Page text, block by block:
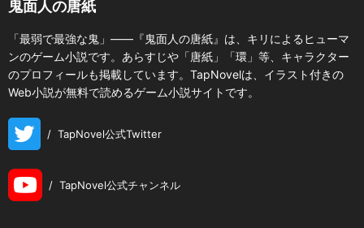
鬼面人の唐紙
「最弱で最強な鬼」――『鬼面人の唐紙』は、キリによるヒューマ
ンのゲーム小説です。あらすじや「唐紙」「環」等、キャラクター
のプロフィールも掲載しています。TapNovelは、イラスト付きの
Web小説が無料で読めるゲーム小説サイトです。
/ TapNovel公式Twitter
/ TapNovel公式チャンネル